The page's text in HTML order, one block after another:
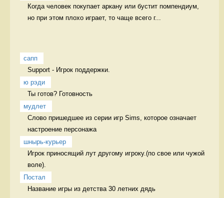
Когда человек покупает аркану или бустит помпендиум,
но при этом плохо играет, то чаще всего г...
сапп
Support - Игрок поддержки.
ю рэди
Ты готов? Готовность
мудлет
Слово пришедшее из серии игр Sims, которое означает
настроение персонажа
шнырь-курьер
Игрок приносящий лут другому игроку.(по свое или чужой
воле).
Постал
Название игры из детства 30 летних дядь